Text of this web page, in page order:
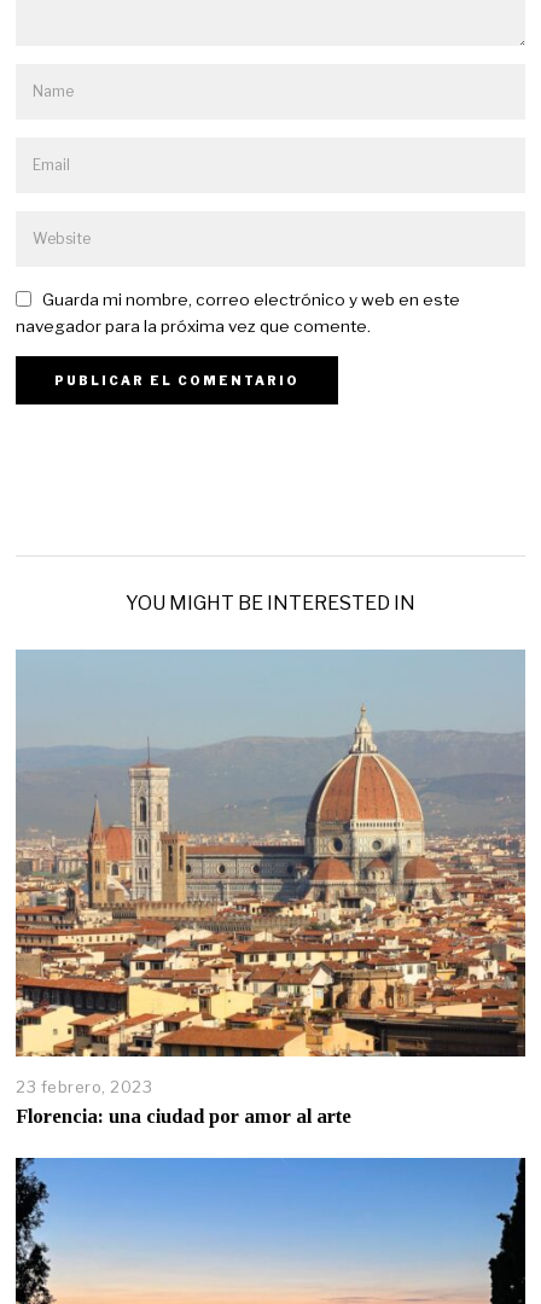
Guarda mi nombre, correo electrónico y web en este
navegador para la próxima vez que comente.
YOU MIGHT BE INTERESTED IN
23 febrero, 2023
Florencia: una ciudad por amor al arte